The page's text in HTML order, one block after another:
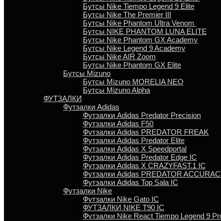
Бутсы Nike Tiempo Legend 9 Elite
Бутсы Nike The Premier III
Бутсы Nike Phantom Ultra Venom
Бутсы NIKE PHANTOM LUNA ELITE
Бутсы Nike Phantom GX Academy
Бутсы Nike Legend 9 Academy
Бутсы Nike AIR Zoom
Бутсы Nike Phantom GX Elite
Бутсы Mizuno
Бутсы Mizuno MORELIA NEO
Бутсы Mizuno Alpha
ФУТЗАЛКИ
Футзалки Adidas
Футзалки Adidas Predator Precision
Футзалки Adidas F50
Футзалки Adidas PREDATOR FREAK
Футзалки Adidas Predator Elite
Футзалки Аdidas X Speedportal
Футзалки Adidas Predator Edge IC
Футзалки Adidas X CRAZYFAST.1 IC
Футзалки Adidas PREDATOR
Футзалки Аdidas Top Sala IC
Футзалки Nike
Футзалки Nike Gato IC
ФУТЗАЛКИ NIKE T90 IC
Футзалки Nike React Tiempo Legend 9